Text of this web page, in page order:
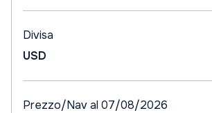
Divisa
USD
Prezzo/Nav al 07/08/2026